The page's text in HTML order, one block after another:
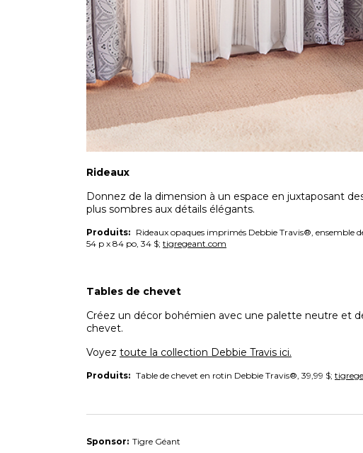
Rideaux
Donnez de la dimension à un espace en juxtaposant
plus sombres aux détails élégants.
Produits: Rideaux opaques imprimés Debbie Travis®, ensemble
54 p x 84 po, 34 $; tigregeant.com
Tables de chevet
Créez un décor bohémien avec une palette neutre et
chevet.
Voyez toute la collection Debbie Travis ici.
Produits: Table de chevet en rotin Debbie Travis®, 39,99 $;
Sponsor: Tigre Géant